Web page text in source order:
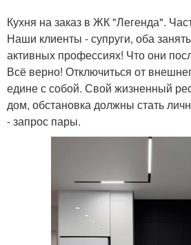
Кухня на заказ в ЖК "Легенда".
Наши клиенты - супруги, оба
активных профессиях! Что они
Всё верно! Отключиться от
едине с собой. Свой жизненный
дом, обстановка должны стать
- запрос пары.